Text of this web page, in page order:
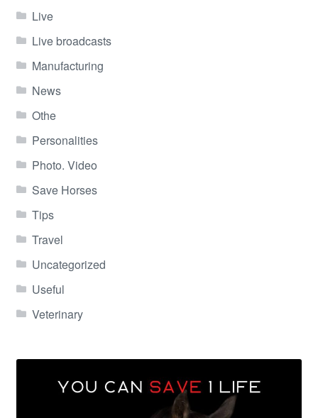
Live
Live broadcasts
Manufacturing
News
Othe
Personalities
Photo. Video
Save Horses
Tips
Travel
Uncategorized
Useful
Veterinary